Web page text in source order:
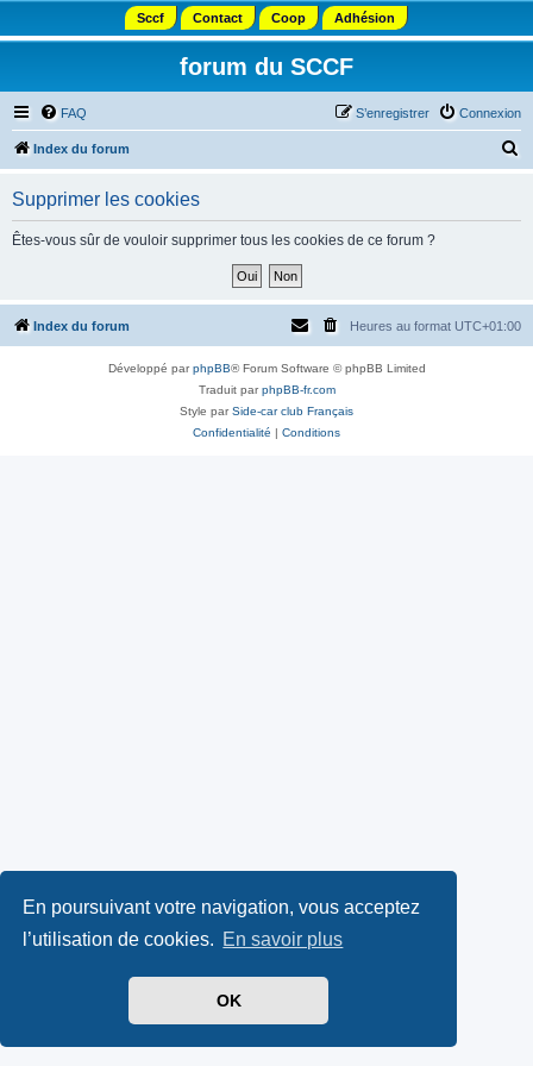
En poursuivant votre navigation, vous acceptez
l’utilisation de cookies. En savoir plus
OK
Sccf Contact Coop Adhésion
forum du SCCF
FAQ Connexion
S’enregistrer
Index du forum
h
Supprimer les cookies
Êtes-vous sûr de vouloir supprimer tous les cookies de ce forum ?
Index du forum Heures au format UTC+01:00
Développé parphpBB® Forum Software © phpBB Limited
Traduit parphpBB-fr.com
Style parSide-car club Français
Confidentialité | Conditions